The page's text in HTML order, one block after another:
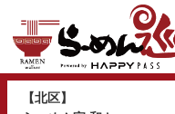
【北区】